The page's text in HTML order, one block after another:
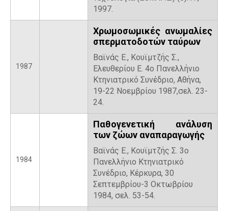
1997.
1987
Χρωμοσωμικές ανωμαλίες
σπερματοδοτών ταύρων
Βαϊνάς E., Κουϊμτζής Σ.,
Ελευθερίου E. 4ο Πανελλήνιο
Κτηνιατρικό Συνέδριο, Αθήνα,
19-22 Nοεμβρίου 1987,σελ. 23-
24.
1984
Παθογενετική ανάλυση
των ζώων αναπαραγωγής
Βαϊνάς E., Κουϊμτζής Σ. 3ο
Πανελλήνιο Κτηνιατρικό
Συνέδριο, Κέρκυρα, 30
Σεπτεμβρίου-3 Οκτωβρίου
1984, σελ. 53-54.